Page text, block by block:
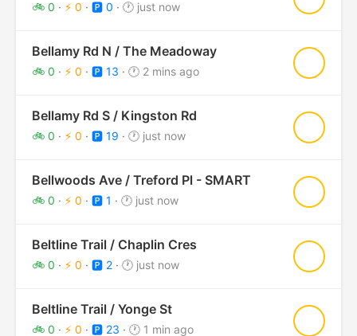
🚲 0 · ⚡ 0 · 🅿️ 0 · 🕐 just now
Bellamy Rd N / The Meadoway
🚲 0 · ⚡ 0 · 🅿️ 13 · 🕐 2 mins ago
Bellamy Rd S / Kingston Rd
🚲 0 · ⚡ 0 · 🅿️ 19 · 🕐 just now
Bellwoods Ave / Treford Pl - SMART
🚲 0 · ⚡ 0 · 🅿️ 1 · 🕐 just now
Beltline Trail / Chaplin Cres
🚲 0 · ⚡ 0 · 🅿️ 2 · 🕐 just now
Beltline Trail / Yonge St
🚲 0 · ⚡ 0 · 🅿️ 23 · 🕐 1 min ago